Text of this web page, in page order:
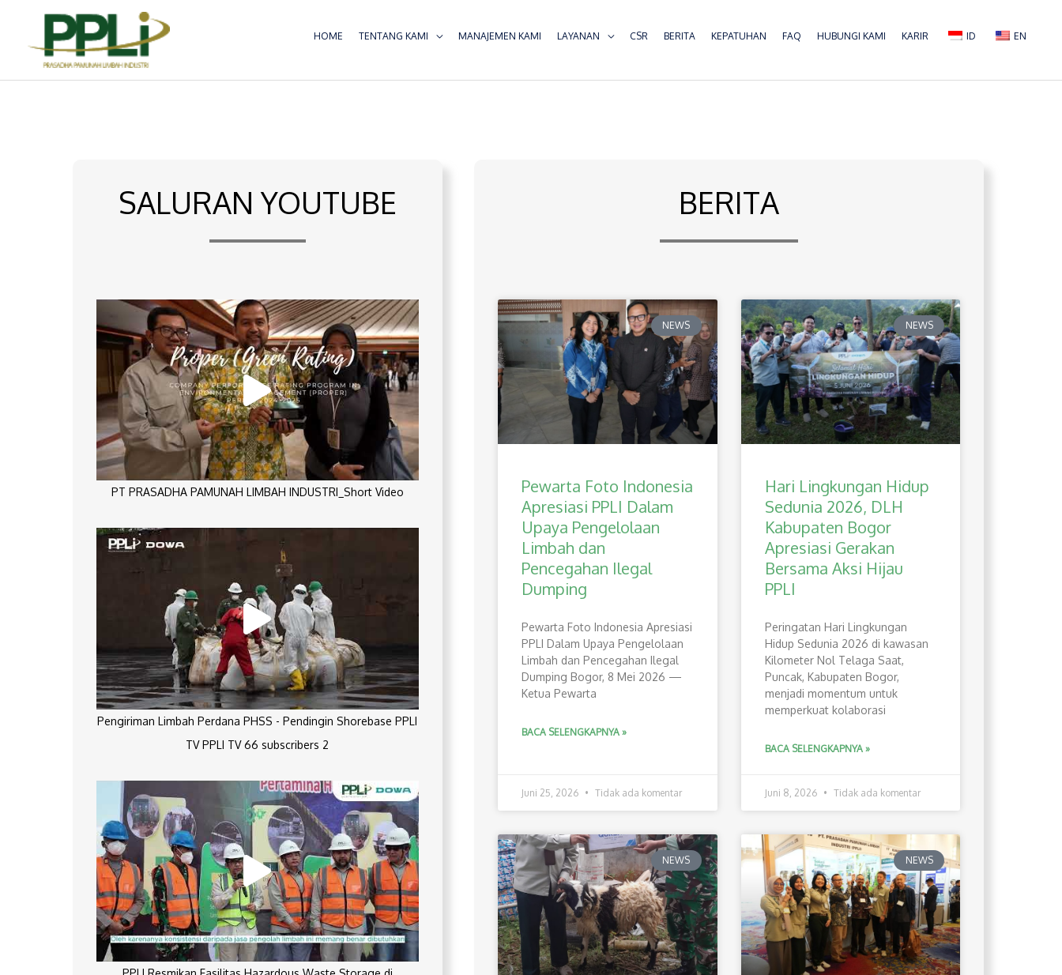
konten
HOME TENTANG KAMI MANAJEMEN KAMI LAYANAN CSR BERITA KEPATUHAN FAQ HUBUNGI KAMI KARIR ID EN
SALURAN YOUTUBE
PT PRASADHA PAMUNAH LIMBAH INDUSTRI_Short Video
Pengiriman Limbah Perdana PHSS - Pendingin Shorebase PPLI
TV PPLI TV 66 subscribers 2
BERITA
NEWS
Pewarta Foto Indonesia
Apresiasi PPLI Dalam
Upaya Pengelolaan
Limbah dan
Pencegahan Ilegal
Dumping
Pewarta Foto Indonesia Apresiasi
PPLI Dalam Upaya Pengelolaan
Limbah dan Pencegahan Ilegal
Dumping Bogor, 8 Mei 2026 —
Ketua Pewarta
BACA SELENGKAPNYA »
Juni 25, 2026 Tidak ada komentar
NEWS
Hari Lingkungan Hidup
Sedunia 2026, DLH
Kabupaten Bogor
Apresiasi Gerakan
Bersama Aksi Hijau
PPLI
Peringatan Hari Lingkungan
Hidup Sedunia 2026 di kawasan
Kilometer Nol Telaga Saat,
Puncak, Kabupaten Bogor,
menjadi momentum untuk
memperkuat kolaborasi
BACA SELENGKAPNYA »
Juni 8, 2026 Tidak ada komentar
NEWS NEWS